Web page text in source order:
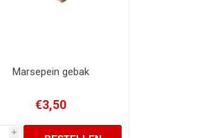
Marsepein gebak
€3,50
i